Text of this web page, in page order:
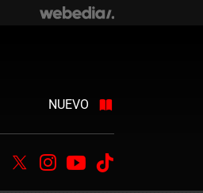
NUEVO
Facebook
TwitterInstagram
Youtube